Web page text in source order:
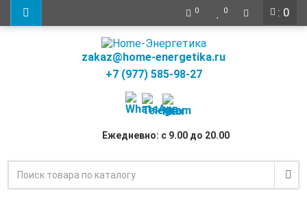
: 0
0 0
zakaz@home-energetika.ru
+7 (977) 585-98-27
Ежедневно: с 9.00 до 20.00